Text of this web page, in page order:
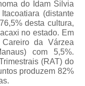
do Idam Silvia
(distante
desta cultura,
no estado. Em
da Várzea
com 5,5%.
(RAT) do
produzem 82%